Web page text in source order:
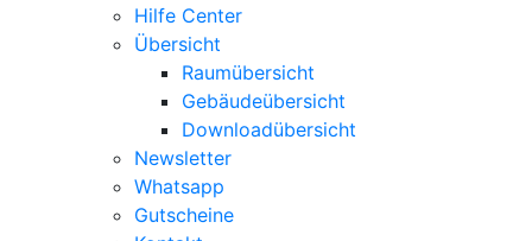
Hilfe Center
Übersicht
Raumübersicht
Gebäudeübersicht
Downloadübersicht
Newsletter
Whatsapp
Gutscheine